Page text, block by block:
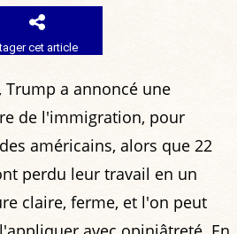
cet article
Trump a annoncé une
de l'immigration, pour
américains, alors que 22
perdu leur travail en un
claire, ferme, et l'on peut